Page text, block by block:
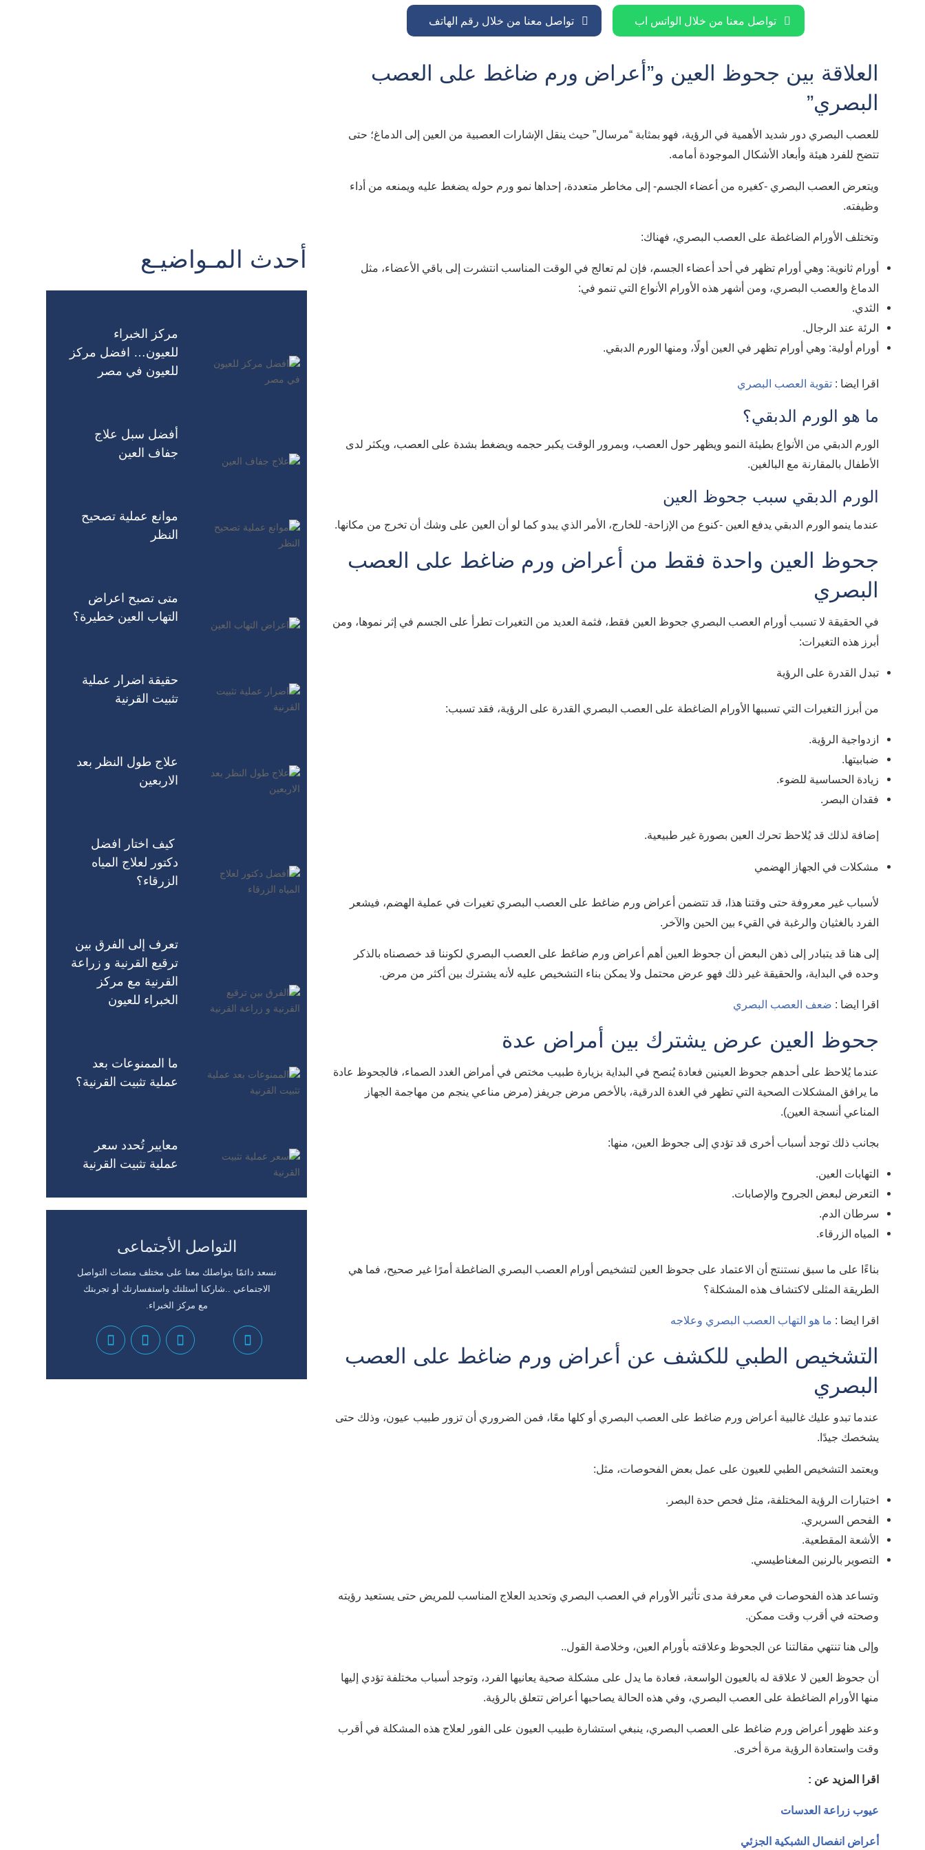
أحدث المـواضيـع
مركز الخبراء
للعيون… افضل مركز
للعيون في مصر
أفضل سبل علاج
جفاف العين
موانع عملية تصحيح
النظر
متى تصبح اعراض
التهاب العين خطيرة؟
حقيقة اضرار عملية
تثبيت القرنية
علاج طول النظر بعد
الاربعين
كيف اختار افضل
دكتور لعلاج المياه
الزرقاء؟
تعرف إلى الفرق بين
ترقيع القرنية و زراعة
القرنية مع مركز
الخبراء للعيون
ما الممنوعات بعد
عملية تثبيت القرنية؟
معايير تُحدد سعر
عملية تثبيت القرنية
التواصل الأجتماعى
نسعد دائمًا بتواصلك معنا على مختلف منصات التواصل
الاجتماعي ..شاركنا أسئلتك واستفسارتك أو تجربتك
مع مركز الخبراء.
تواصل معنا من خلال الواتس اب تواصل معنا من خلال رقم الهاتف
العلاقة بين جحوظ العين و”أعراض ورم ضاغط على العصب
البصري”
للعصب البصري دور شديد الأهمية في الرؤية، فهو بمثابة “مرسال” حيث ينقل الإشارات العصبية من العين إلى الدماغ؛ حتى
تتضح للفرد هيئة وأبعاد الأشكال الموجودة أمامه.
ويتعرض العصب البصري -كغيره من أعضاء الجسم- إلى مخاطر متعددة، إحداها نمو ورم حوله يضغط عليه ويمنعه من أداء
وظيفته.
وتختلف الأورام الضاغطة على العصب البصري، فهناك:
أورام ثانوية: وهي أورام تظهر في أحد أعضاء الجسم، فإن لم تعالج في الوقت المناسب انتشرت إلى باقي الأعضاء، مثل
الدماغ والعصب البصري، ومن أشهر هذه الأورام الأنواع التي تنمو في:
الثدي.
الرئة عند الرجال.
أورام أولية: وهي أورام تظهر في العين أولًا، ومنها الورم الدبقي.
اقرا ايضا :تقوية العصب البصري
ما هو الورم الدبقي؟
الورم الدبقي من الأنواع بطيئة النمو ويظهر حول العصب، وبمرور الوقت يكبر حجمه ويضغط بشدة على العصب، ويكثر لدى
الأطفال بالمقارنة مع البالغين.
الورم الدبقي سبب جحوظ العين
عندما ينمو الورم الدبقي يدفع العين -كنوع من الإزاحة- للخارج، الأمر الذي يبدو كما لو أن العين على وشك أن تخرج من مكانها.
جحوظ العين واحدة فقط من أعراض ورم ضاغط على العصب
البصري
في الحقيقة لا تسبب أورام العصب البصري جحوظ العين فقط، فثمة العديد من التغيرات تطرأ على الجسم في إثر نموها، ومن
أبرز هذه التغيرات:
تبدل القدرة على الرؤية
من أبرز التغيرات التي تسببها الأورام الضاغطة على العصب البصري القدرة على الرؤية، فقد تسبب:
ازدواجية الرؤية.
ضبابيتها.
زيادة الحساسية للضوء.
فقدان البصر.
إضافة لذلك قد يُلاحظ تحرك العين بصورة غير طبيعية.
مشكلات في الجهاز الهضمي
لأسباب غير معروفة حتى وقتنا هذا، قد تتضمن أعراض ورم ضاغط على العصب البصري تغيرات في عملية الهضم، فيشعر
الفرد بالغثيان والرغبة في القيء بين الحين والآخر.
إلى هنا قد يتبادر إلى ذهن البعض أن جحوظ العين أهم أعراض ورم ضاغط على العصب البصري لكوننا قد خصصناه بالذكر
وحده في البداية، والحقيقة غير ذلك فهو عرض محتمل ولا يمكن بناء التشخيص عليه لأنه يشترك بين أكثر من مرض.
اقرا ايضا : ضعف العصب البصري
جحوظ العين عرض يشترك بين أمراض عدة
عندما يُلاحظ على أحدهم جحوظ العينين فعادة يُنصح في البداية بزيارة طبيب مختص في أمراض الغدد الصماء، فالجحوظ عادة
ما يرافق المشكلات الصحية التي تظهر في الغدة الدرقية، بالأخص مرض جريفز (مرض مناعي ينجم من مهاجمة الجهاز
المناعي أنسجة العين).
بجانب ذلك توجد أسباب أخرى قد تؤدي إلى جحوظ العين، منها:
التهابات العين.
التعرض لبعض الجروح والإصابات.
سرطان الدم.
المياه الزرقاء.
بناءًا على ما سبق نستنتج أن الاعتماد على جحوظ العين لتشخيص أورام العصب البصري الضاغطة أمرًا غير صحيح، فما هي
الطريقة المثلى لاكتشاف هذه المشكلة؟
اقرا ايضا : ما هو التهاب العصب البصري وعلاجه
التشخيص الطبي للكشف عن أعراض ورم ضاغط على العصب
البصري
عندما تبدو عليك غالبية أعراض ورم ضاغط على العصب البصري أو كلها معًا، فمن الضروري أن تزور طبيب عيون، وذلك حتى
يشخصك جيدًا.
ويعتمد التشخيص الطبي للعيون على عمل بعض الفحوصات، مثل:
اختبارات الرؤية المختلفة، مثل فحص حدة البصر.
الفحص السريري.
الأشعة المقطعية.
التصوير بالرنين المغناطيسي.
وتساعد هذه الفحوصات في معرفة مدى تأثير الأورام في العصب البصري وتحديد العلاج المناسب للمريض حتى يستعيد رؤيته
وصحته في أقرب وقت ممكن.
وإلى هنا تنتهي مقالتنا عن الجحوظ وعلاقته بأورام العين، وخلاصة القول..
أن جحوظ العين لا علاقة له بالعيون الواسعة، فعادة ما يدل على مشكلة صحية يعانيها الفرد، وتوجد أسباب مختلفة تؤدي إليها
منها الأورام الضاغطة على العصب البصري، وفي هذه الحالة يصاحبها أعراض تتعلق بالرؤية.
وعند ظهور أعراض ورم ضاغط على العصب البصري، ينبغي استشارة طبيب العيون على الفور لعلاج هذه المشكلة في أقرب
وقت واستعادة الرؤية مرة أخرى.
اقرا المزيد عن :
عيوب زراعة العدسات
أعراض انفصال الشبكية الجزئي